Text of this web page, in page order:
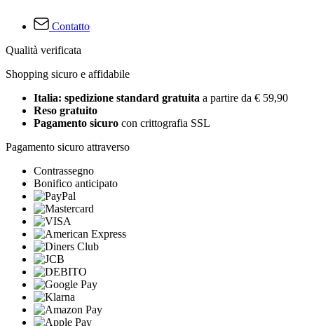
Contatto
Qualità verificata
Shopping sicuro e affidabile
Italia: spedizione standard gratuita a partire da € 59,90
Reso gratuito
Pagamento sicuro con crittografia SSL
Pagamento sicuro attraverso
Contrassegno
Bonifico anticipato